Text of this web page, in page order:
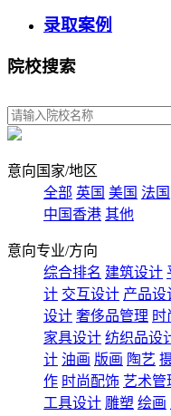
录取案例
院校搜索
意向国家/地区
全部 英国 美国 法国
中国香港 其他
意向专业/方向
综合排名 建筑设计
计 交互设计 产品设
设计 奢侈品管理 时
家具设计 纺织品设
计 油画 版画 陶艺
作 时尚配饰 艺术管
工具设计 雕塑 绘画